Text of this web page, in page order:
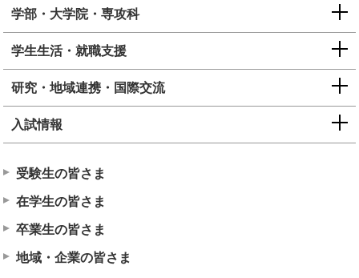
学部・大学院・専攻科
学生生活・就職支援
研究・地域連携・国際交流
入試情報
受験生の皆さま
在学生の皆さま
卒業生の皆さま
地域・企業の皆さま